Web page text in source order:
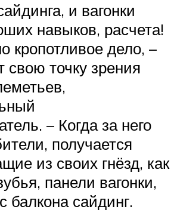
и вагонки
навыков, расчета!
кропотливое дело, –
свою точку зрения
– Когда за него
получается
из своих гнёзд, как
панели вагонки,
сайдинг.